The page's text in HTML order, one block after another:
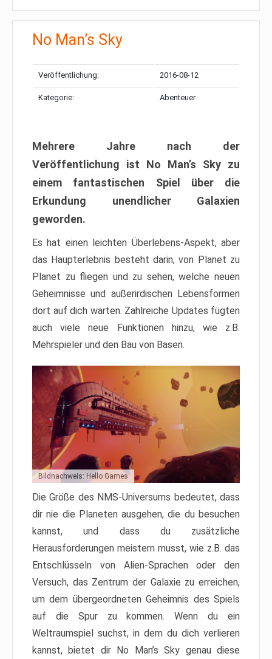
No Man’s Sky
Veröffentlichung: 2016-08-12
Kategorie: Abenteuer
Mehrere Jahre nach der
Veröffentlichung ist No Man’s Sky zu
einem fantastischen Spiel über die
Erkundung unendlicher Galaxien
geworden.
Es hat einen leichten Überlebens-Aspekt, aber
das Haupterlebnis besteht darin, von Planet zu
Planet zu fliegen und zu sehen, welche neuen
Geheimnisse und außerirdischen Lebensformen
dort auf dich warten. Zahlreiche Updates fügten
auch viele neue Funktionen hinzu, wie z.B.
Mehrspieler und den Bau von Basen.
Bildnachweis: Hello Games
Die Größe des NMS-Universums bedeutet, dass
dir nie die Planeten ausgehen, die du besuchen
kannst, und dass du zusätzliche
Herausforderungen meistern musst, wie z.B. das
Entschlüsseln von Alien-Sprachen oder den
Versuch, das Zentrum der Galaxie zu erreichen,
um dem übergeordneten Geheimnis des Spiels
auf die Spur zu kommen. Wenn du ein
Weltraumspiel suchst, in dem du dich verlieren
kannst, bietet dir No Man’s Sky genau diese